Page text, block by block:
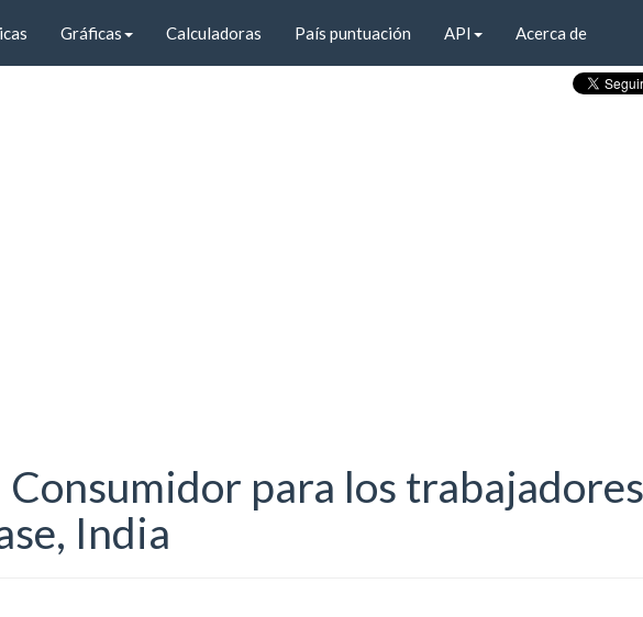
Gráficas Calculadoras País puntuación API Acerca de
Consumidor para los
India